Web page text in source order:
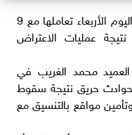
أعلنت قوة الإطفاء العام فى الكويت اليوم الأربعاء تعاملها مع 9
عمليات الاعتراض
محمد الغريب في
تصريح صحفي إن البلاغات شملت 4 حوادث حريق نتيجة سقوط
استعداد وتأمين مواقع بالتنسيق مع